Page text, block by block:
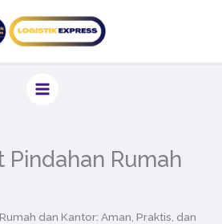
Pindahan Rumah
dan Kantor: Aman, Praktis, dan